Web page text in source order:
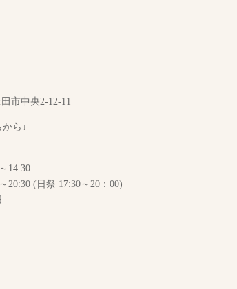
市中央2-12-11
ら↓
14:30
20:30 (日祭 17:30～20：00)